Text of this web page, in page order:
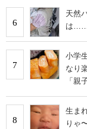
6
天然
は……
7
小学
なり
「親
8
生ま
りゃ